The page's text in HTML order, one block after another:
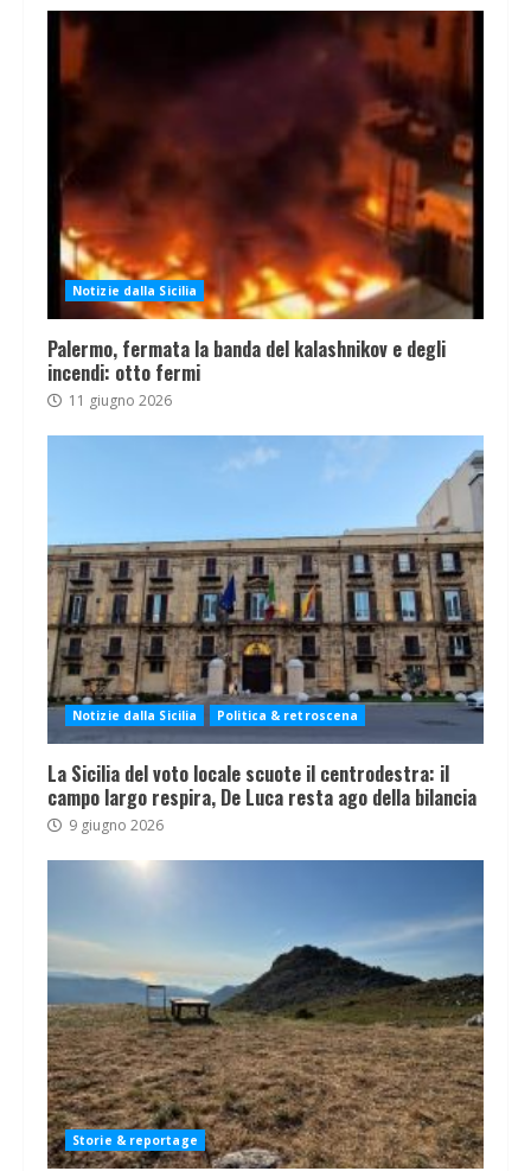
Notizie dalla Sicilia
Palermo, fermata la banda del kalashnikov e degli
incendi: otto fermi
11 giugno 2026
Notizie dalla Sicilia Politica & retroscena
La Sicilia del voto locale scuote il centrodestra: il
campo largo respira, De Luca resta ago della bilancia
9 giugno 2026
Storie & reportage